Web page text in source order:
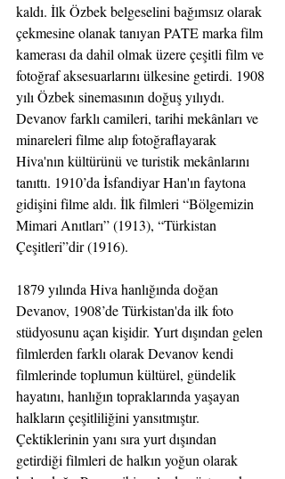
kaldı. İlk Özbek belgeselini bağımsız olarak
çekmesine olanak tanıyan PATE marka film
kamerası da dahil olmak üzere çeşitli film ve
fotoğraf aksesuarlarını ülkesine getirdi. 1908
yılı Özbek sinemasının doğuş yılıydı.
Devanov farklı camileri, tarihi mekânları ve
minareleri filme alıp fotoğraflayarak
Hiva'nın kültürünü ve turistik mekânlarını
tanıttı. 1910’da İsfandiyar Han'ın faytona
gidişini filme aldı. İlk filmleri “Bölgemizin
Mimari Anıtları” (1913), “Türkistan
Çeşitleri”dir (1916).
1879 yılında Hiva hanlığında doğan
Devanov, 1908’de Türkistan'da ilk foto
stüdyosunu açan kişidir. Yurt dışından gelen
filmlerden farklı olarak Devanov kendi
filmlerinde toplumun kültürel, gündelik
hayatını, hanlığın topraklarında yaşayan
halkların çeşitliliğini yansıtmıştır.
Çektiklerinin yanı sıra yurt dışından
getirdiği filmleri de halkın yoğun olarak